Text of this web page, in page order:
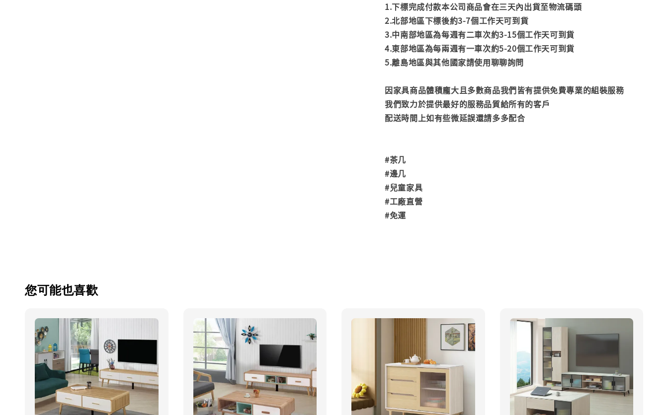
1.下標完成付款本公司商品會在三天內出貨至物流碼頭
2.北部地區下標後約3-7個工作天可到貨
3.中南部地區為每週有二車次約3-15個工作天可到貨
4.東部地區為每兩週有一車次約5-20個工作天可到貨
5.離島地區與其他國家請使用聊聊詢問
因家具商品體積龐大且多數商品我們皆有提供免費專業的組裝服務
我們致力於提供最好的服務品質給所有的客戶
配送時間上如有些微延誤還請多多配合
#茶几
#邊几
#兒童家具
#工廠直營
#免運
您可能也喜歡